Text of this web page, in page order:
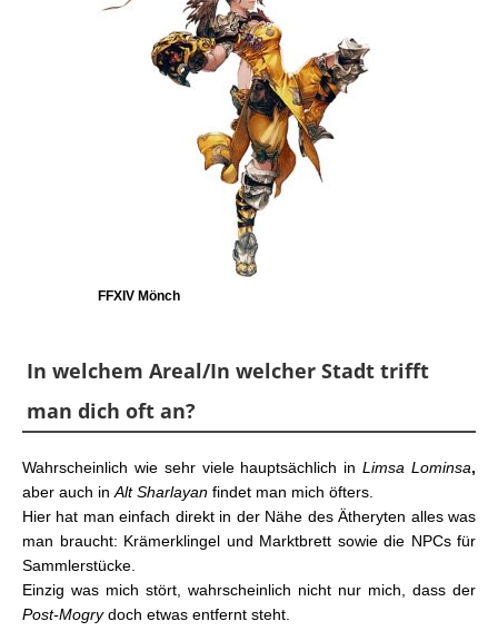
FFXIV Mönch
In welchem Areal/In welcher Stadt trifft
man dich oft an?
Wahrscheinlich wie sehr viele hauptsächlich inLimsa Lominsa,
aber auch inAlt Sharlayan findet man mich öfters.
Hier hat man einfach direkt in der Nähe des Ätheryten alles was
man braucht: Krämerklingel und Marktbrett sowie die NPCs für
Sammlerstücke.
Einzig was mich stört, wahrscheinlich nicht nur mich, dass der
Post-Mogrydoch etwas entfernt steht.